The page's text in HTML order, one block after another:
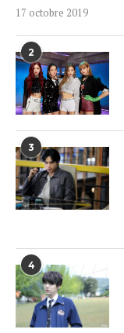
17 octobre 2019
2
3
4